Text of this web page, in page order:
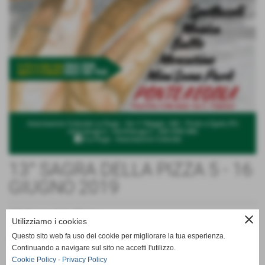
13° SAGRA DELLA PIZZA 5 - 16
GIUGNO 2019
5-16 giugno 19
close
Utilizziamo i cookies
Questo sito web fa uso dei cookie per migliorare la tua esperienza.
Continuando a navigare sul sito ne accetti l'utilizzo.
Cookie Policy - Privacy Policy